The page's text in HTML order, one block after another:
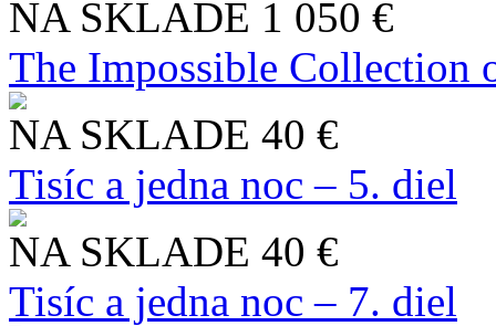
NA SKLADE 1 050 €
The Impossible Collection
NA SKLADE 40 €
Tisíc a jedna noc – 5. diel
NA SKLADE 40 €
Tisíc a jedna noc – 7. diel